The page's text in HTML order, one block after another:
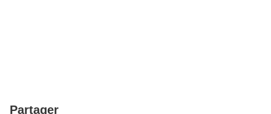
Partager